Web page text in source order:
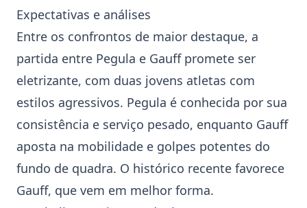
Expectativas e análises
Entre os confrontos de maior destaque, a
partida entre Pegula e Gauff promete ser
eletrizante, com duas jovens atletas com
estilos agressivos. Pegula é conhecida por sua
consistência e serviço pesado, enquanto Gauff
aposta na mobilidade e golpes potentes do
fundo de quadra. O histórico recente favorece
Gauff, que vem em melhor forma.